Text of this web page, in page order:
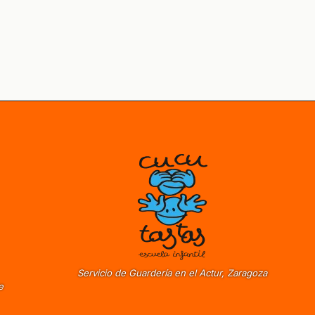
Servicio de Guardería en el Actur, Zaragoza